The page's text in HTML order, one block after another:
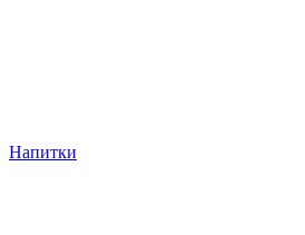
Напитки